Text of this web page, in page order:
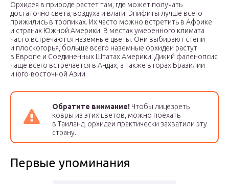
Орхидея в природе растет там, где может получать
достаточно света, воздуха и влаги. Эпифиты лучше всего
прижились в тропиках. Их часто можно встретить в Африке
и странах Южной Америки. В местах умеренного климата
часто встречаются наземные цветы. Они выбирают степи
и плоскогорья, больше всего наземные орхидеи растут
в Европе и Соединенных Штатах Америки. Дикий фаленопсис
чаще всего встречается в Андах, а также в горах Бразилии
и юго-восточной Азии.
Обратите внимание! Чтобы лицезреть
ковры из этих цветов, можно поехать
в Таиланд, орхидеи практически захватили эту
страну.
Первые упоминания